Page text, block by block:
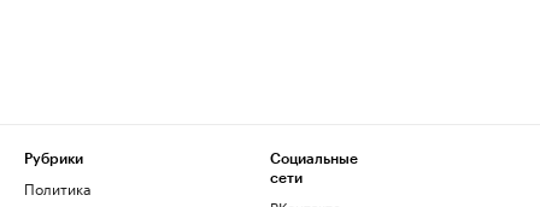
Рубрики
Политика
Социальные
сети